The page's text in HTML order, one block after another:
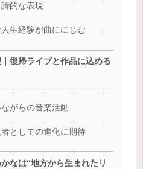
的な表現
生経験が曲ににじむ
復帰ライブと作品に込める
がらの音楽活動
としての進化に期待
なは“地方から生まれたリ